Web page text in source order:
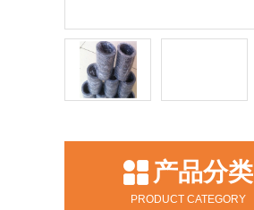
产品分类
PRODUCT CATEGORY